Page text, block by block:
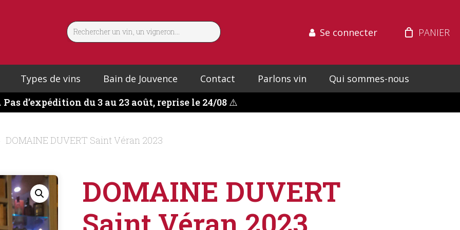
Se connecter
Types de vins Bain de Jouvence Contact Parlons vin
Qui sommes-nous
Pas d’expédition du 3 au 23 août, reprise le 24/08⚠️
DOMAINE DUVERT Saint Véran 2023
DOMAINE DUVERT